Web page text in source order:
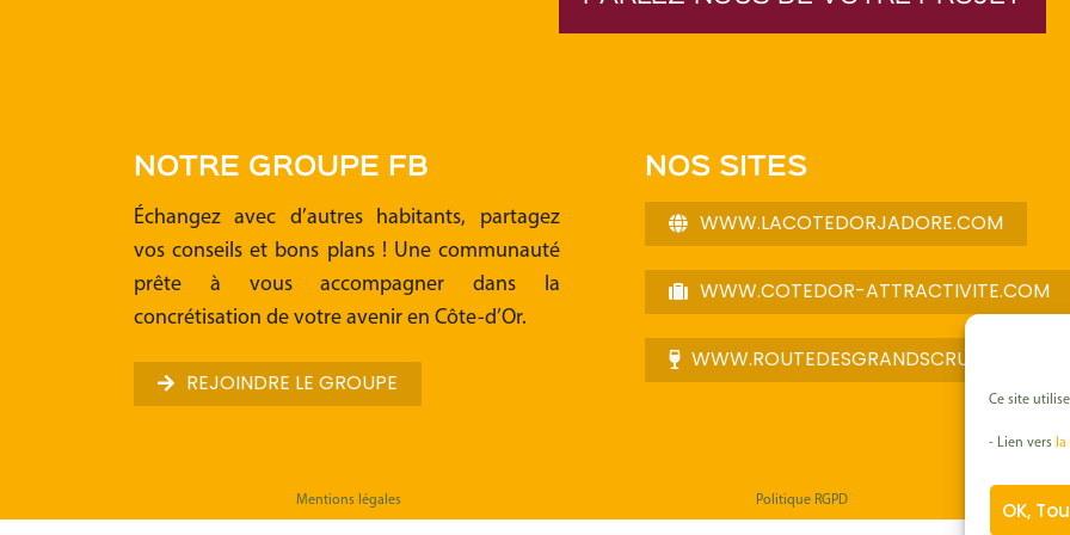
Ce site
- Lien vers
OK,
NOTRE GROUPE FB
Échangez avec d’autres habitants, partagez
vos conseils et bons plans ! Une communauté
prête à vous accompagner dans la
concrétisation de votre avenir en Côte-d’Or.
REJOINDRE LE GROUPE
NOS SITES
WWW.LACOTEDORJADORE.COM
WWW.COTEDOR-ATTRACTIVITE.COM
Mentions légales Politique RGPD